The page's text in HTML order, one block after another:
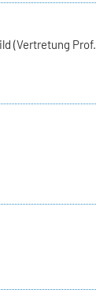
(Vertretung Prof.